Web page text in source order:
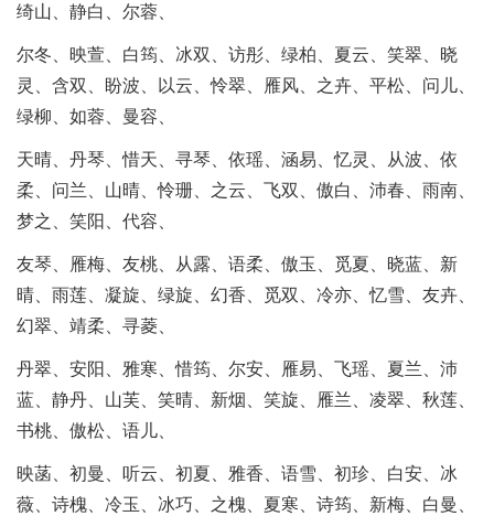
绮山、静白、尔蓉、
尔冬、映萱、白筠、冰双、访彤、绿柏、夏云、笑翠、晓
灵、含双、盼波、以云、怜翠、雁风、之卉、平松、问儿、
绿柳、如蓉、曼容、
天晴、丹琴、惜天、寻琴、依瑶、涵易、忆灵、从波、依
柔、问兰、山晴、怜珊、之云、飞双、傲白、沛春、雨南、
梦之、笑阳、代容、
友琴、雁梅、友桃、从露、语柔、傲玉、觅夏、晓蓝、新
晴、雨莲、凝旋、绿旋、幻香、觅双、冷亦、忆雪、友卉、
幻翠、靖柔、寻菱、
丹翠、安阳、雅寒、惜筠、尔安、雁易、飞瑶、夏兰、沛
蓝、静丹、山芙、笑晴、新烟、笑旋、雁兰、凌翠、秋莲、
书桃、傲松、语儿、
映菡、初曼、听云、初夏、雅香、语雪、初珍、白安、冰
薇、诗槐、冷玉、冰巧、之槐、夏寒、诗筠、新梅、白曼、